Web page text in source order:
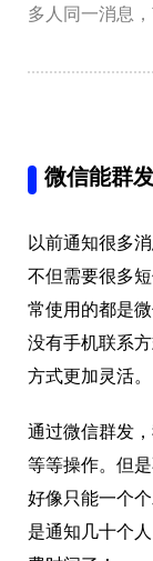
多人同一消息，
微信能群
以前通知很多
不但需要很多
常使用的都是
没有手机联系
方式更加灵活。
通过微信群发
等等操作。但
好像只能一个
是通知几十个